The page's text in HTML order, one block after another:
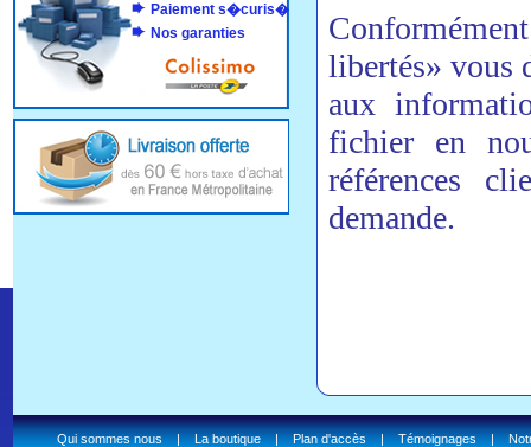
Paiement s�curis�
Nos garanties
libertés» vous
aux
fichier en
références
demande.
Qui sommes nous|La boutique|Plan d'accès|Témoignages|